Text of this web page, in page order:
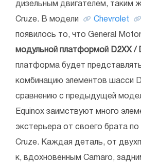
дизельным двигателем, таким
Cruze. В модели Chevrolet
появилось то, что General
модульной платформой D2XX /
платформа будет
комбинацию элементов шасси
сравнению с предыдущей
Equinox заимствуют много
экстерьера от своего брата
Cruze. Каждая деталь, от
к, вдохновенным Camaro,